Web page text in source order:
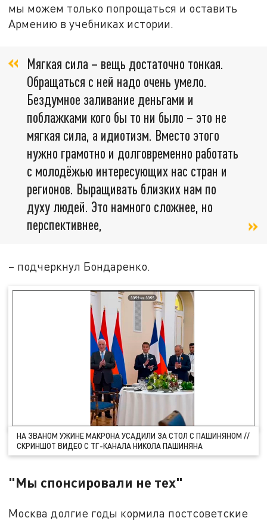
мы можем только попрощаться и оставить
Армению в учебниках истории.
Мягкая сила – вещь достаточно тонкая.
Обращаться с ней надо очень умело.
Бездумное заливание деньгами и
поблажками кого бы то ни было – это не
мягкая сила, а идиотизм. Вместо этого
нужно грамотно и долговременно работать
с молодёжью интересующих нас стран и
регионов. Выращивать близких нам по
духу людей. Это намного сложнее, но
перспективнее,
– подчеркнул Бондаренко.
НА ЗВАНОМ УЖИНЕ МАКРОНА УСАДИЛИ ЗА СТОЛ С ПАШИНЯНОМ //
СКРИНШОТ ВИДЕО С ТГ-КАНАЛА НИКОЛА ПАШИНЯНА
"Мы спонсировали не тех"
Москва долгие годы кормила постсоветские